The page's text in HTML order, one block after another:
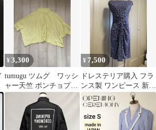
¥3,300
tumugu ツムグ ワッシ
ャー天竺 ポンチョプル
オーバー イエロー
¥ 7,500
ドレステリア購入 フラ
ンス製 ワンピース 新品
未使用